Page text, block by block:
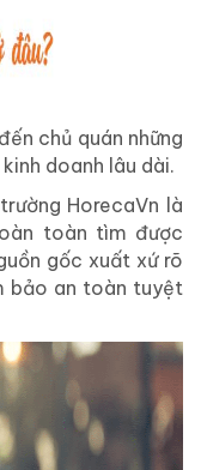
chủ quán những
doanh lâu dài.
HorecaVn là
toàn tìm được
gốc xuất xứ rõ
bảo an toàn tuyệt